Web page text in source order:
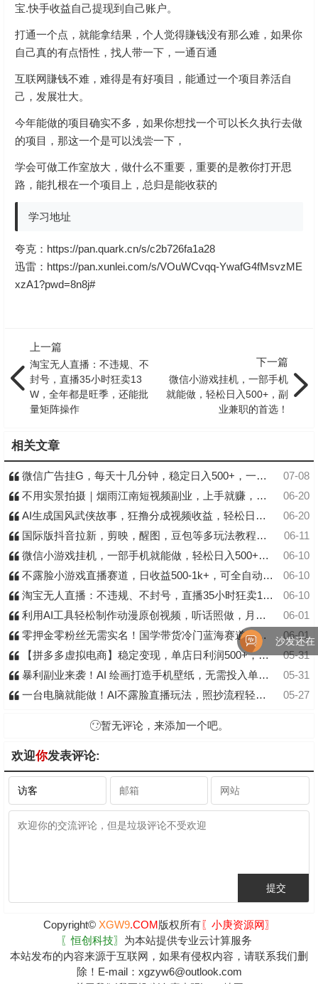
宝.快手收益自己提现到自己账户。
打通一个点，就能拿结果，个人觉得賺钱没有那么难，如果你
自己真的有点悟性，找人带一下，一通百通
互联网賺钱不难，难得是有好项目，能通过一个项目养活自
己，发展壮大。
今年能做的项目确实不多，如果你想找一个可以长久执行去做
的项目，那这一个是可以浅尝一下，
学会可做工作室放大，做什么不重要，重要的是教你打开思
路，能扎根在一个项目上，总归是能收获的
学习地址
夸克： https://pan.quark.cn/s/c2b726fa1a28
迅雷： https://pan.xunlei.com/s/VOuWCvqq-YwafG4fMsvzME
xzA1?pwd=8n8j#
上一篇
淘宝无人直播：不违规、不
封号，直播35小时狂卖13
W，全年都是旺季，还能批
量矩阵操作
下一篇
微信小游戏挂机，一部手机
就能做，轻松日入500+，副
业兼职的首选！
相关文章
07-08
微信广告挂G，每天十几分钟，稳定日入500+，一部手机就能做！
06-20
不用实景拍摄｜烟雨江南短视频副业，上手就赚，日入 500+
06-20
AI生成国风武侠故事，狂撸分成视频收益，轻松日入1000+【可多平台分发】！
06-11
国际版抖音拉新，剪映，醒图，豆包等多玩法教程，长期可做的项目，轻松日入四位数
06-10
微信小游戏挂机，一部手机就能做，轻松日入500+，副业兼职的首选！
06-10
不露脸小游戏直播赛道，日收益500-1k+，可全自动AI玩，可脚本玩，可真人玩，项目稳定，上手快
06-10
淘宝无人直播：不违规、不封号，直播35小时狂卖13W，全年都是旺季，还能批量矩阵操作
06-01
利用AI工具轻松制作动漫原创视频，听话照做，月入过万
06-01
零押金零粉丝无需实名！国学带货冷门蓝海赛道，小白上手即出单，日入千元 +
05-31
【拼多多虚拟电商】稳定变现，单店日利润500+，软件挂机全自动发货，轻松实现月入1w+！
05-31
暴利副业来袭！AI 绘画打造手机壁纸，无需投入单店狂出 3.8 万单
05-27
一台电脑就能做！AI不露脸直播玩法，照抄流程轻松达标月入2W+
暂无评论，来添加一个吧。
欢迎你发表评论:
Copyright© XGW9.COM版权所有〖小庚资源网〗
〖恒创科技〗 为本站提供专业云计算服务
本站发布的内容来源于互联网，如果有侵权内容，请联系我们删
除！E-mail：xgzyw6@outlook.com
沙发还在！